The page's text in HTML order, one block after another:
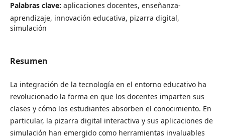
Palabras clave: aplicaciones docentes, enseñanza-
aprendizaje, innovación educativa, pizarra digital,
simulación
Resumen
La integración de la tecnología en el entorno educativo ha
revolucionado la forma en que los docentes imparten sus
clases y cómo los estudiantes absorben el conocimiento. En
particular, la pizarra digital interactiva y sus aplicaciones de
simulación han emergido como herramientas invaluables